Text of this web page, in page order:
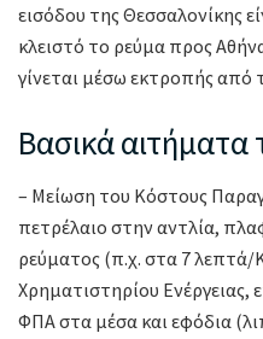
εισόδου της Θεσσαλονίκης
κλειστό το ρεύμα προς
γίνεται μέσω εκτροπής από
Βασικά
– Μείωση του Κόστους
πετρέλαιο στην αντλία,
ρεύματος (π.χ. στα 7 λεπτά/
Χρηματιστηρίου Ενέργειας,
ΦΠΑ στα μέσα και εφόδια